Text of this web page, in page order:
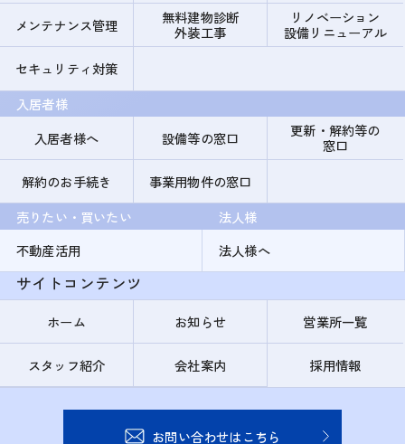
メンテナンス管理
無料建物診断
外装工事
リノベーション
設備リニューアル
セキュリティ対策
入居者様
入居者様へ
設備等の窓口
更新・解約等の
窓口
解約のお手続き
事業用物件の窓口
売りたい・買いたい
不動産活用
法人様
法人様へ
サイトコンテンツ
ホーム お知らせ 営業所一覧
スタッフ紹介 会社案内 採用情報
お問い合わせはこちら